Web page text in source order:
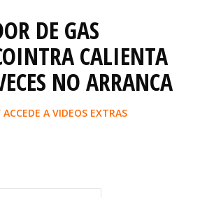
DE GAS
CALIENTA
NO ARRANCA
A VIDEOS EXTRAS